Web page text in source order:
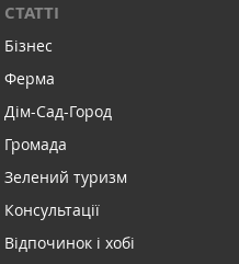
СТАТТІ
Бізнес
Ферма
Дім-Сад-Город
Громада
Зелений туризм
Консультації
Відпочинок і хобі